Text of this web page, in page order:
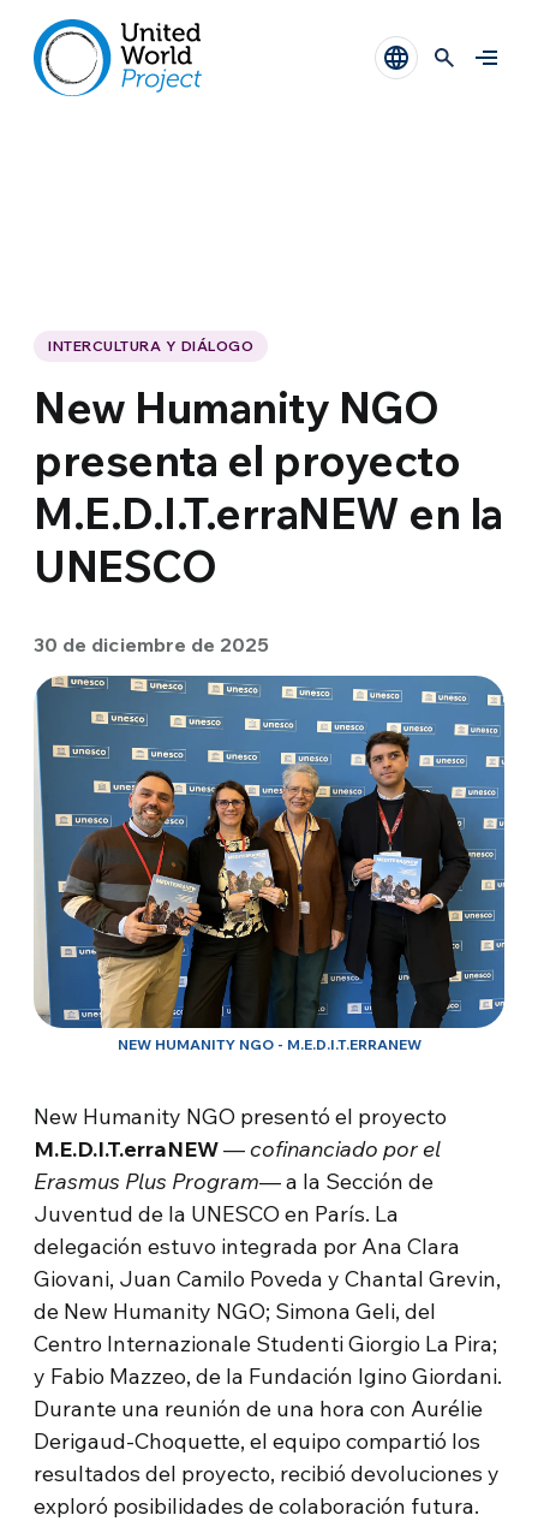
INTERCULTURA Y DIÁLOGO
New Humanity NGO
presenta el proyecto
M.E.D.I.T.erraNEW en la
UNESCO
30 de diciembre de 2025
NEW HUMANITY NGO - M.E.D.I.T.ERRANEW
New Humanity NGO presentó el proyecto
M.E.D.I.T.erraNEW—cofinanciado por el
Erasmus Plus Program— a la Sección de
Juventud de la UNESCO en París. La
delegación estuvo integrada por Ana Clara
Giovani, Juan Camilo Poveda y Chantal Grevin,
de New Humanity NGO; Simona Geli, del
Centro Internazionale Studenti Giorgio La Pira;
y Fabio Mazzeo, de la Fundación Igino Giordani.
Durante una reunión de una hora con Aurélie
Derigaud-Choquette, el equipo compartió los
resultados del proyecto, recibió devoluciones y
exploró posibilidades de colaboración futura.